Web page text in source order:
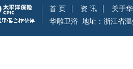
首 页 资 讯
关于
华雕卫浴 地址：浙江省